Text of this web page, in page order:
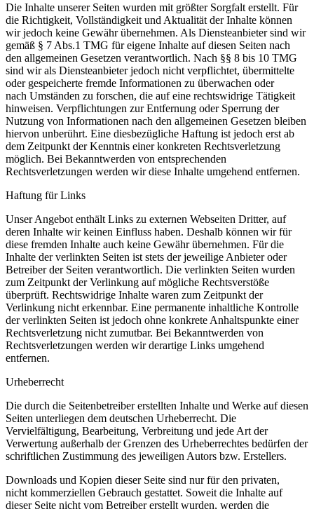
Die Inhalte unserer Seiten wurden mit größter Sorgfalt erstellt. Für
die Richtigkeit, Vollständigkeit und Aktualität der Inhalte können
wir jedoch keine Gewähr übernehmen. Als Diensteanbieter sind wir
gemäß § 7 Abs.1 TMG für eigene Inhalte auf diesen Seiten nach
den allgemeinen Gesetzen verantwortlich. Nach §§ 8 bis 10 TMG
sind wir als Diensteanbieter jedoch nicht verpflichtet, übermittelte
oder gespeicherte fremde Informationen zu überwachen oder
nach Umständen zu forschen, die auf eine rechtswidrige Tätigkeit
hinweisen. Verpflichtungen zur Entfernung oder Sperrung der
Nutzung von Informationen nach den allgemeinen Gesetzen bleiben
hiervon unberührt. Eine diesbezügliche Haftung ist jedoch erst ab
dem Zeitpunkt der Kenntnis einer konkreten Rechtsverletzung
möglich. Bei Bekanntwerden von entsprechenden
Rechtsverletzungen werden wir diese Inhalte umgehend entfernen.
Haftung für Links
Unser Angebot enthält Links zu externen Webseiten Dritter, auf
deren Inhalte wir keinen Einfluss haben. Deshalb können wir für
diese fremden Inhalte auch keine Gewähr übernehmen. Für die
Inhalte der verlinkten Seiten ist stets der jeweilige Anbieter oder
Betreiber der Seiten verantwortlich. Die verlinkten Seiten wurden
zum Zeitpunkt der Verlinkung auf mögliche Rechtsverstöße
überprüft. Rechtswidrige Inhalte waren zum Zeitpunkt der
Verlinkung nicht erkennbar. Eine permanente inhaltliche Kontrolle
der verlinkten Seiten ist jedoch ohne konkrete Anhaltspunkte einer
Rechtsverletzung nicht zumutbar. Bei Bekanntwerden von
Rechtsverletzungen werden wir derartige Links umgehend
entfernen.
Urheberrecht
Die durch die Seitenbetreiber erstellten Inhalte und Werke auf diesen
Seiten unterliegen dem deutschen Urheberrecht. Die
Vervielfältigung, Bearbeitung, Verbreitung und jede Art der
Verwertung außerhalb der Grenzen des Urheberrechtes bedürfen der
schriftlichen Zustimmung des jeweiligen Autors bzw. Erstellers.
Downloads und Kopien dieser Seite sind nur für den privaten,
nicht kommerziellen Gebrauch gestattet. Soweit die Inhalte auf
dieser Seite nicht vom Betreiber erstellt wurden, werden die